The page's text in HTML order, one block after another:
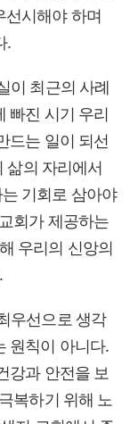
선시해야 하며
.
이 최근의 사례
빠진 시기 우리
드는 일이 되선
삶의 자리에서
기회로 삼아야
회가 제공하는
우리의 신앙의
우선으로 생각
원칙이 아니다.
강과 안전을 보
복하기 위해 노